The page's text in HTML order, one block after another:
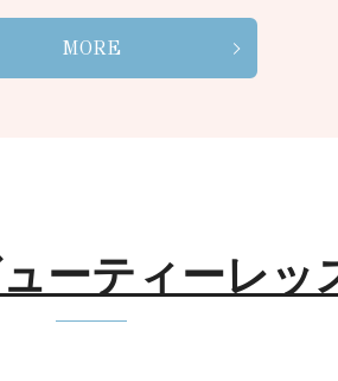
MORE
ーティーレッ